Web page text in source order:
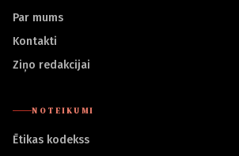
Par mums
Kontakti
Ziņo redakcijai
NOTEIKUMI
Ētikas kodekss